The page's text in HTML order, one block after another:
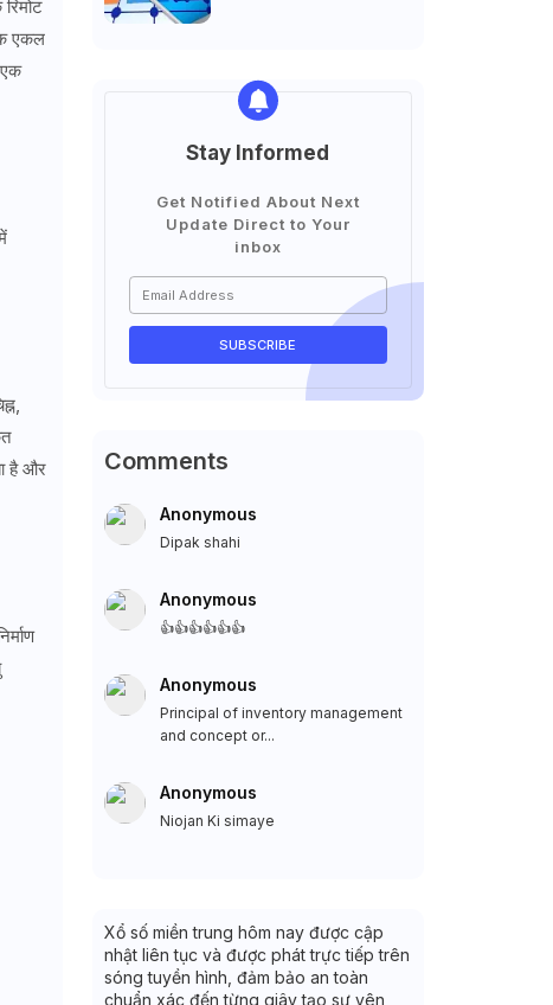
एकल
है और
Stay Informed
Get Notified About Next
Update Direct to Your
inbox
Comments
Anonymous
Dipak shahi
Anonymous
👍👍👍👍👍👍
Anonymous
Principal of inventory management
and concept or...
Anonymous
Niojan Ki simaye
Xổ số miền trung hôm nay được cập
nhật liên tục và được phát trực tiếp trên
sóng tuyền hình, đảm bảo an toàn
chuẩn xác đến từng giây tạo sự yên